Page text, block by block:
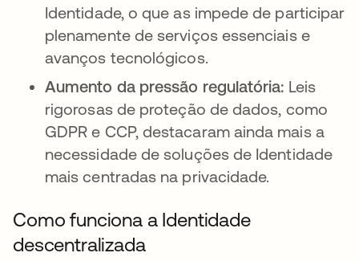
Identidade, o que as impede de participar
plenamente de serviços essenciais e
avanços tecnológicos.
Aumento da pressão regulatória: Leis
rigorosas de proteção de dados, como
GDPR e CCP, destacaram ainda mais a
necessidade de soluções de Identidade
mais centradas na privacidade.
Como funciona a Identidade
descentralizada